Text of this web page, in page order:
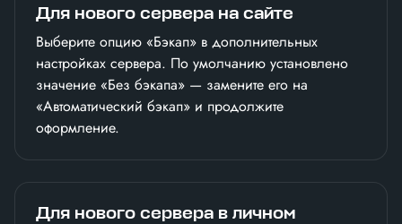
Для нового сервера на сайте
Выберите опцию «Бэкап» в дополнительных
настройках сервера. По умолчанию установлено
значение «Без бэкапа» — замените его на
«Автоматический бэкап» и продолжите
оформление.
Для нового сервера в личном